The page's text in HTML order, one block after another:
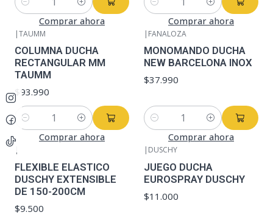
Cantidad
Comprar ahora
Cantidad
Comprar ahora
|TAUMM
COLUMNA DUCHA
RECTANGULAR MM
TAUMM
$93.990
Cantidad
Comprar ahora
| FANALOZA
MONOMANDO DUCHA
NEW BARCELONA INOX
$37.990
Cantidad
Comprar ahora
FLEXIBLE ELASTICO
DUSCHY EXTENSIBLE
DE 150-200CM
$9.500
| DUSCHY
JUEGO DUCHA
EUROSPRAY DUSCHY
$11.000